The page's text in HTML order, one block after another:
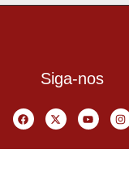
Siga-nos